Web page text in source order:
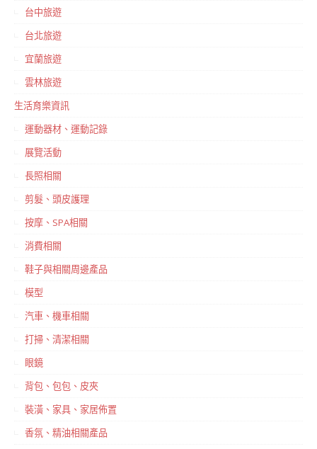
台中旅遊
台北旅遊
宜蘭旅遊
雲林旅遊
生活育樂資訊
運動器材、運動記錄
展覽活動
長照相關
剪髮、頭皮護理
按摩、SPA相關
消費相關
鞋子與相關周邊產品
模型
汽車、機車相關
打掃、清潔相關
眼鏡
背包、包包、皮夾
裝潢、家具、家居佈置
香氛、精油相關產品